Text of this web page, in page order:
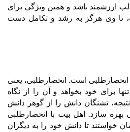
ارزشمند باشد و همین ویژگی برای
تا وی هرگز به رشد و تکامل دست
است. انحصارطلبی، یعنی
برای خود بخواهد و آن را از نگاه
تشنگان دانش را از گوهر دانش
سازد. اهل بیت با انحصارطلبی
خواستند تا دانش خود را به دیگران